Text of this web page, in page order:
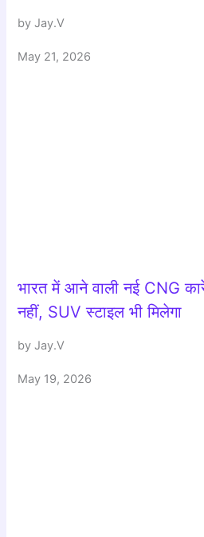
by Jay.V
May 21, 2026
भारत में आने वाली नई CNG
नहीं, SUV स्टाइल भी मिलेगा
by Jay.V
May 19, 2026